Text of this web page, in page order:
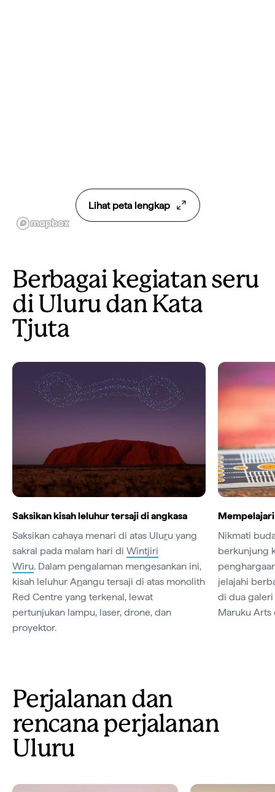
Lihat peta lengkap
Berbagai kegiatan seru
di Uluru dan Kata
Tjuta
Saksikan kisah leluhur tersaji di angkasa
Saksikan cahaya menari di atas Uluru yang
sakral pada malam hari di Wintjiri
Wiru. Dalam pengalaman mengesankan ini,
kisah leluhur Anangu tersaji di atas monolith
Red Centre yang terkenal, lewat
pertunjukan lampu, laser, drone, dan
proyektor.
Nikmati
berkunjung
jelajahi
di dua galeri
Maruku Arts
Perjalanan dan
rencana perjalanan
Uluru